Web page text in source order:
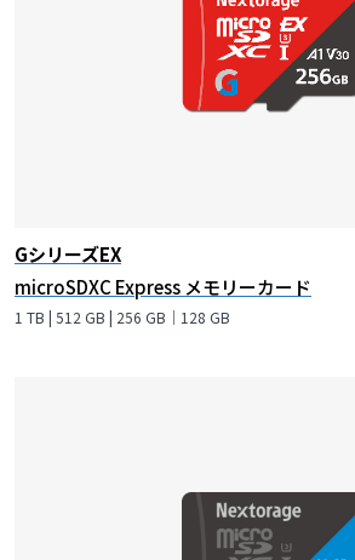
GシリーズEX
microSDXC Express メモリーカード
1 TB | 512 GB | 256 GB｜128 GB